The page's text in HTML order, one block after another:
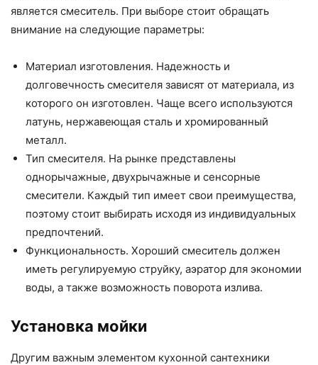
является смеситель. При выборе стоит обращать
внимание на следующие параметры:
Материал изготовления. Надежность и
долговечность смесителя зависят от материала, из
которого он изготовлен. Чаще всего используются
латунь, нержавеющая сталь и хромированный
металл.
Тип смесителя. На рынке представлены
однорычажные, двухрычажные и сенсорные
смесители. Каждый тип имеет свои преимущества,
поэтому стоит выбирать исходя из индивидуальных
предпочтений.
Функциональность. Хороший смеситель должен
иметь регулируемую струйку, аэратор для экономии
воды, а также возможность поворота излива.
Установка мойки
Другим важным элементом кухонной сантехники